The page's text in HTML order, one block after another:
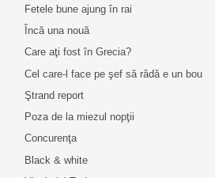
Fetele bune ajung în rai
Încă una nouă
Care aţi fost în Grecia?
Cel care-l face pe şef să râdă e un bou
Ştrand report
Poza de la miezul nopţii
Concurenţa
Black & white